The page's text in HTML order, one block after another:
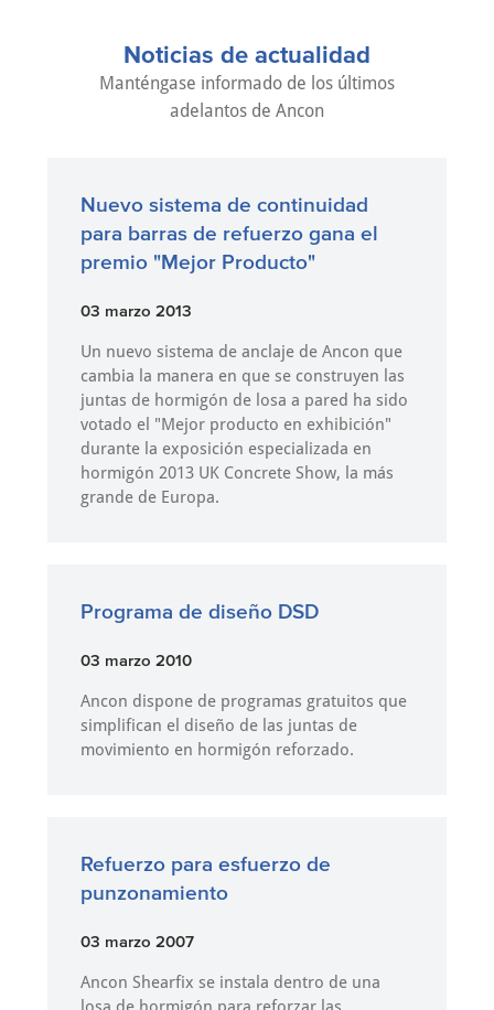
Noticias de actualidad
Manténgase informado de los últimos
adelantos de Ancon
Nuevo sistema de continuidad
para barras de refuerzo gana el
premio "Mejor Producto"
03 marzo 2013
Un nuevo sistema de anclaje de Ancon que
cambia la manera en que se construyen las
juntas de hormigón de losa a pared ha sido
votado el "Mejor producto en exhibición"
durante la exposición especializada en
hormigón 2013 UK Concrete Show, la más
grande de Europa.
Programa de diseño DSD
03 marzo 2010
Ancon dispone de programas gratuitos que
simplifican el diseño de las juntas de
movimiento en hormigón reforzado.
Refuerzo para esfuerzo de
punzonamiento
03 marzo 2007
Ancon Shearfix se instala dentro de una